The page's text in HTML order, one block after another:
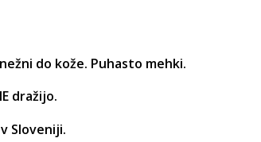
do kože. Puhasto mehki.
dražijo.
Sloveniji.